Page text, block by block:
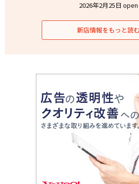
2026年2月25日 open
新店情報をもっと読む